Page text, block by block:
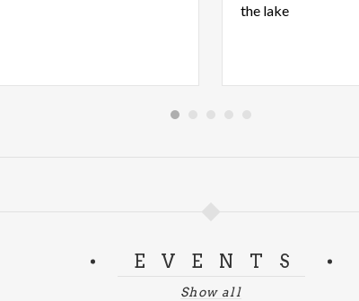
the lake
EVENTS
Show all